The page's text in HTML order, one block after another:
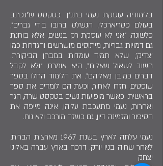
בלימודיה עוסקת נעמי בתנ״ך כטקסט ש"נכתב
בעולם פטריארכלי, הנשלט ברובו בידי גברים",
כלשונה. "אני לא עוסקת רק בנשים, אלא בוחנת
גם דמויות גבריות, מיתוסים מושרשים והגדרות כמו
'צדיק', שלא תמיד עומדות במבחן הביקורת.
חשוב לשאול שאלות”, היא אומרת, “ולא לקבל
דברים כמובן מאליהם”. את הלימוד החלו בספר
שופטים, חזרו לאחור, וכעת הם לומדים את ספר
בראשית. כאשר מופיעות נשים בטקסט שרה, הגר
ואחרות, נעמי מתעכבת עליהן, אינה מייפה את
הסיפור ומזמינה דיון, גם כשזה מורכב ולא נוח.
נעמי עלתה לארץ בשנת 1967 מארצות הברית,
לאחר שחיה בניו יורק. דרכה בארץ עברה באלוני
יצחק